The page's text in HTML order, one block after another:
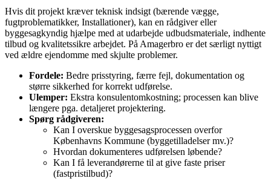
Hvis dit projekt kræver teknisk indsigt (bærende vægge,
fugtproblematikker, Installationer), kan en rådgiver eller
byggesagkyndig hjælpe med at udarbejde udbudsmateriale, indhente
tilbud og kvalitetssikre arbejdet. På Amagerbro er det særligt nyttigt
ved ældre ejendomme med skjulte problemer.
Fordele: Bedre prisstyring, færre fejl, dokumentation og
større sikkerhed for korrekt udførelse.
Ulemper: Ekstra konsulentomkostning; processen kan blive
længere pga. detaljeret projektering.
Spørg rådgiveren:
Kan I overskue byggesagsprocessen overfor
Københavns Kommune (byggetilladelser mv.)?
Hvordan dokumenteres udførelsen løbende?
Kan I få leverandørerne til at give faste priser
(fastpristilbud)?